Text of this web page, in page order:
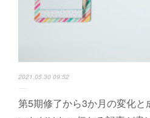
2021.05.30 09:52
第5期修了から3か月の変化と